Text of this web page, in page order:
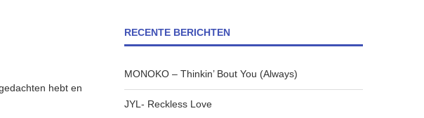
hebt en
RECENTE BERICHTEN
MONOKO – Thinkin’ Bout You (Always)
JYL- Reckless Love